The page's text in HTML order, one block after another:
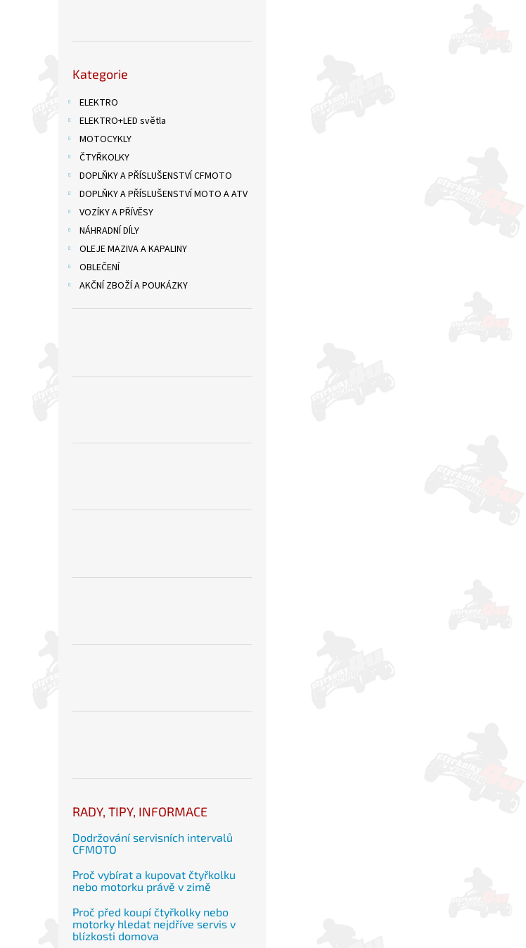
kategorie
Kategorie
ELEKTRO
ELEKTRO+LED světla
MOTOCYKLY
ČTYŘKOLKY
DOPLŇKY A PŘÍSLUŠENSTVÍ CFMOTO
DOPLŇKY A PŘÍSLUŠENSTVÍ MOTO A ATV
VOZÍKY A PŘÍVĚSY
NÁHRADNÍ DÍLY
OLEJE MAZIVA A KAPALINY
OBLEČENÍ
AKČNÍ ZBOŽÍ A POUKÁZKY
RADY, TIPY, INFORMACE
Dodržování servisních intervalů
CFMOTO
Proč vybírat a kupovat čtyřkolku
nebo motorku právě v zimě
Proč před koupí čtyřkolky nebo
motorky hledat nejdříve servis v
blízkosti domova